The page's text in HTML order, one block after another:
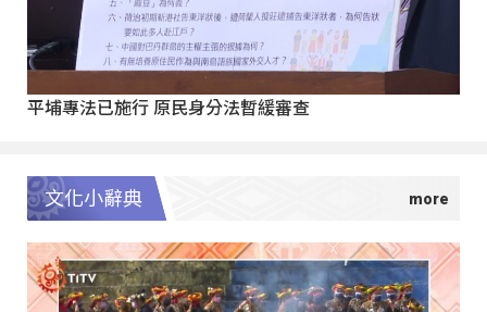
平埔專法已施行 原民身分法暫緩審查
文化小辭典